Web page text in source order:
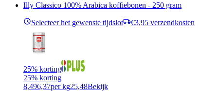
Illy Classico 100% Arabica koffiebonen - 250 gram
Selecteer het gewenste tijdslot €3,95 verzendkosten
25% korting
25% korting
8,496,37per kg25,48Bekijk